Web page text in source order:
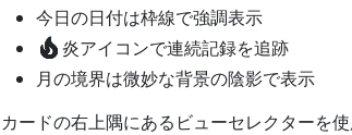
今日の日付は枠線で強調表示
local_fire_department炎アイコンで連続記録を追跡
月の境界は微妙な背景の陰影で表示
カードの右上隅にあるビューセレクターを